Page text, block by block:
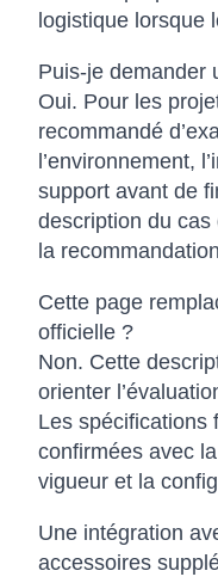
logistique lorsque
Puis-je demander
Oui. Pour les
recommandé
l’environnement,
support avant de
description du cas
la
Cette page
officielle ?
Non. Cette
orienter
Les spécifications
confirmées avec
vigueur et la
Une intégration
accessoires